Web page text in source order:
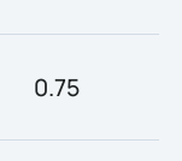
0.75